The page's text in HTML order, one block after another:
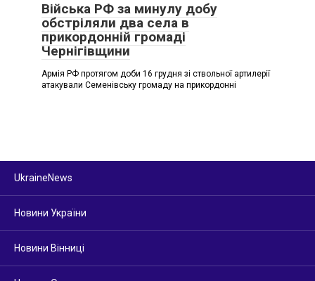
Війська РФ за минулу добу
обстріляли два села в
прикордонній громаді
Чернігівщини
Армія РФ протягом доби 16 грудня зі ствольної артилерії
атакували Семенівську громаду на прикордонні
UkraineNews
Новини України
Новини Вінниці